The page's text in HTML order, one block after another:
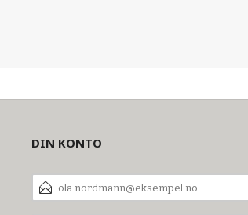
DIN KONTO
POSTADRESSE